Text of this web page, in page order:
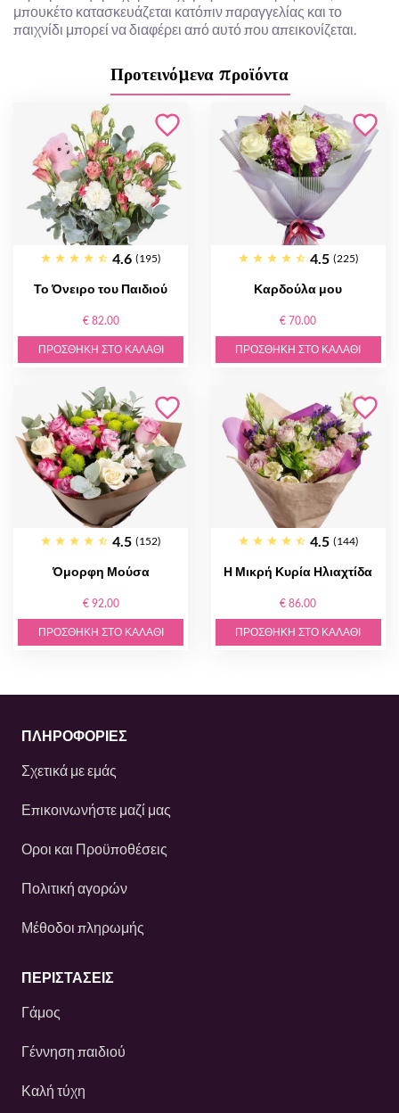
μπουκέτο κατασκευάζεται κατόπιν παραγγελίας και το
παιχνίδι μπορεί να διαφέρει από αυτό που απεικονίζεται.
Προτεινόμενα προϊόντα
4.6 (195)
Το Όνειρο του Παιδιού
€ 82.00
ΠΡΟΣΘΉΚΗ ΣΤΟ ΚΑΛΆΘΙ
4.5 (225)
Καρδούλα μου
€ 70.00
ΠΡΟΣΘΉΚΗ ΣΤΟ ΚΑΛΆΘΙ
4.5 (152)
Όμορφη Μούσα
€ 92.00
ΠΡΟΣΘΉΚΗ ΣΤΟ ΚΑΛΆΘΙ
4.5 (144)
Η Μικρή Κυρία Ηλιαχτίδα
€ 86.00
ΠΡΟΣΘΉΚΗ ΣΤΟ ΚΑΛΆΘΙ
ΠΛΗΡΟΦΟΡΙΕΣ
Σχετικά με εμάς
Επικοινωνήστε μαζί μας
Οροι και Προϋποθέσεις
Πολιτική αγορών
Μέθοδοι πληρωμής
ΠΕΡΙΣΤΆΣΕΙΣ
Γάμος
Γέννηση παιδιού
Καλή τύχη